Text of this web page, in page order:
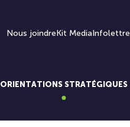
Nous joindreKit MediaInfolettre
ORIENTATIONS STRATÉGIQUES